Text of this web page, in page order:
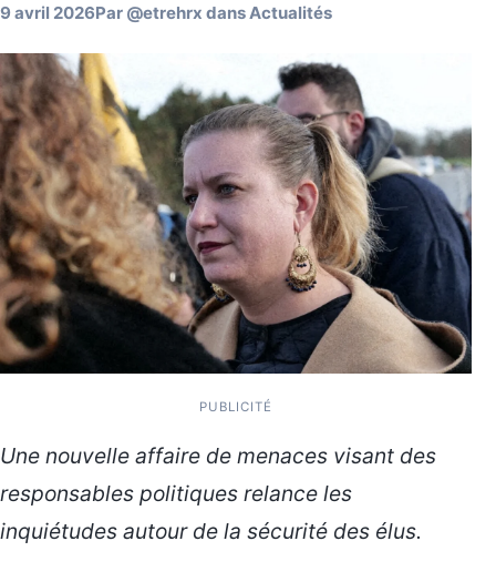
9 avril 2026Par @etrehrx dansActualités
PUBLICITÉ
Une nouvelle affaire de menaces visant des
responsables politiques relance les
inquiétudes autour de la sécurité des élus.